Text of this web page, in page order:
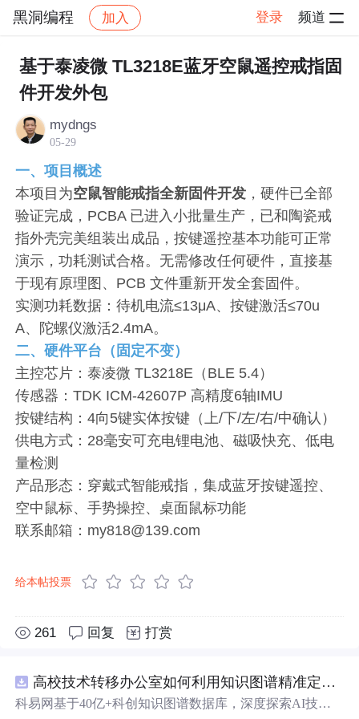
黑洞编程 加入 登录 频道
社区 黑洞编程 交流讨论 帖子详情
基于泰凌微 TL3218E蓝牙空鼠遥控戒指固
件开发外包
mydngs
05-29
一、项目概述
本项目为空鼠智能戒指全新固件开发 ，硬件已全部
验证完成，PCBA 已进入小批量生产，已和陶瓷戒
指外壳完美组装出成品，按键遥控基本功能可正常
演示，功耗测试合格。无需修改任何硬件，直接基
于现有原理图、PCB 文件重新开发全套固件。
实测功耗数据：待机电流≤13μA、按键激活≤70u
A、陀螺仪激活2.4mA。
二、硬件平台（固定不变）
主控芯片：泰凌微 TL3218E（BLE 5.4）
传感器：TDK ICM-42607P 高精度6轴IMU
按键结构：4向5键实体按键（上/下/左/右/中确认）
供电方式：28毫安可充电锂电池、磁吸快充、低电
量检测
产品形态：穿戴式智能戒指，集成蓝牙按键遥控、
空中鼠标、手势操控、桌面鼠标功能
联系邮箱：my818@139.com
给本帖投票
261 回复 打赏
高校技术转移办公室如何利用知识图谱精准定位产业需求与技术适配点？.docx
科易网基于40亿+科创知识图谱数据库，深度探索AI技术